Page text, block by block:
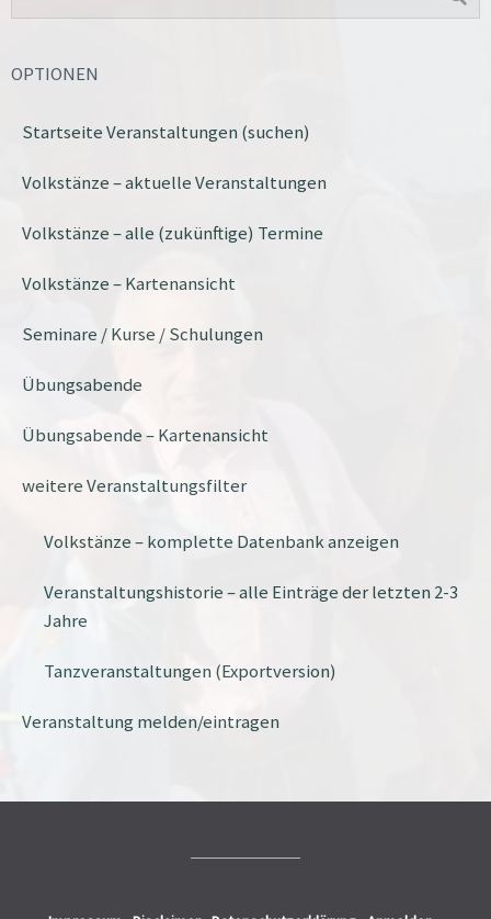
OPTIONEN
Startseite Veranstaltungen (suchen)
Volkstänze – aktuelle Veranstaltungen
Volkstänze – alle (zukünftige) Termine
Volkstänze – Kartenansicht
Seminare / Kurse / Schulungen
Übungsabende
Übungsabende – Kartenansicht
weitere Veranstaltungsfilter
Volkstänze – komplette Datenbank anzeigen
Veranstaltungshistorie – alle Einträge der letzten 2-3
Jahre
Tanzveranstaltungen (Exportversion)
Veranstaltung melden/eintragen